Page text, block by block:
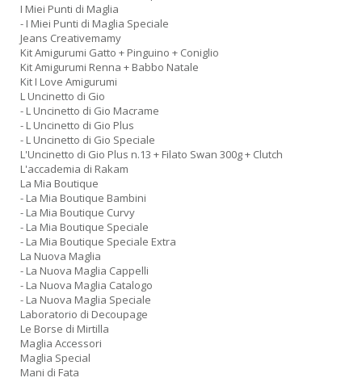
I Miei Punti di Maglia
- I Miei Punti di Maglia Speciale
Jeans Creativemamy
Kit Amigurumi Gatto + Pinguino + Coniglio
Kit Amigurumi Renna + Babbo Natale
Kit I Love Amigurumi
L Uncinetto di Gio
- L Uncinetto di Gio Macrame
- L Uncinetto di Gio Plus
- L Uncinetto di Gio Speciale
L'Uncinetto di Gio Plus n.13 + Filato Swan 300g + Clutch
L'accademia di Rakam
La Mia Boutique
- La Mia Boutique Bambini
- La Mia Boutique Curvy
- La Mia Boutique Speciale
- La Mia Boutique Speciale Extra
La Nuova Maglia
- La Nuova Maglia Cappelli
- La Nuova Maglia Catalogo
- La Nuova Maglia Speciale
Laboratorio di Decoupage
Le Borse di Mirtilla
Maglia Accessori
Maglia Special
Mani di Fata